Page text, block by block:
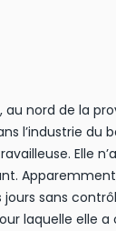
nord de la
l’industrie du
Elle
sans
laquelle elle